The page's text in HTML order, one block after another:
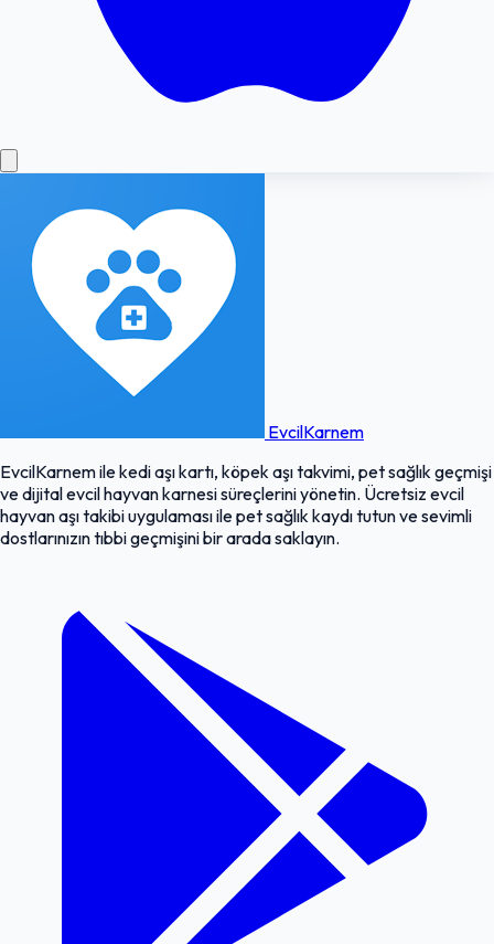
EvcilKarnem
EvcilKarnem ile kedi aşı kartı, köpek aşı takvimi, pet sağlık geçmişi
ve dijital evcil hayvan karnesi süreçlerini yönetin. Ücretsiz evcil
hayvan aşı takibi uygulaması ile pet sağlık kaydı tutun ve sevimli
dostlarınızın tıbbi geçmişini bir arada saklayın.